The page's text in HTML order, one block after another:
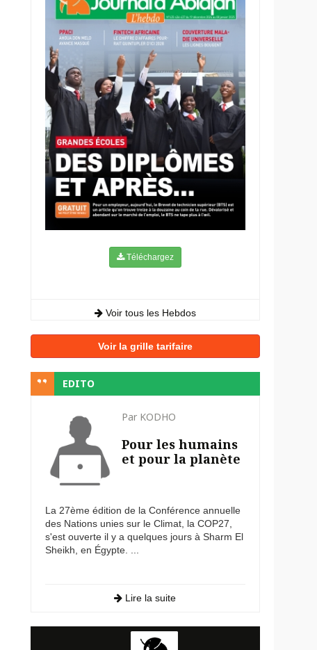
Téléchargez
Voir tous les Hebdos
Voir la grille tarifaire
EDITO
Par KODHO
Pour les humains
et pour la planète
La 27ème édition de la Conférence annuelle
des Nations unies sur le Climat, la COP27,
s'est ouverte il y a quelques jours à Sharm El
Sheikh, en Égypte. ...
Lire la suite